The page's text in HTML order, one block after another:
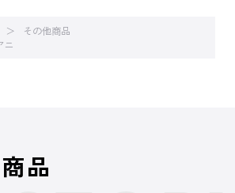
その他商品
ニ
品